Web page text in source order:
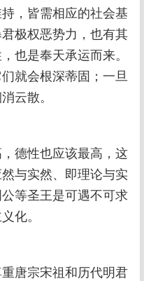
，皆需相应的社会基
极权恶势力，也有其
也是奉天承运而来。
就会根深蒂固；一旦
云散。
德性也应该最高，这
与实然、即理论与实
等圣王是可遇不可求
化。
唐宗宋祖和历代明君